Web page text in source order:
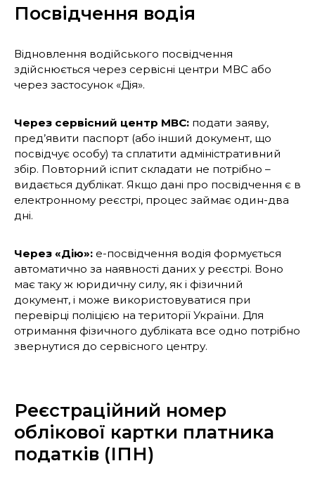
Посвідчення водія
Відновлення водійського посвідчення
здійснюється через сервісні центри МВС або
через застосунок «Дія».
Через сервісний центр МВС: подати заяву,
пред’явити паспорт (або інший документ, що
посвідчує особу) та сплатити адміністративний
збір. Повторний іспит складати не потрібно –
видається дублікат. Якщо дані про посвідчення є в
електронному реєстрі, процес займає один-два
дні.
Через «Дію»: е-посвідчення водія формується
автоматично за наявності даних у реєстрі. Воно
має таку ж юридичну силу, як і фізичний
документ, і може використовуватися при
перевірці поліцією на території України. Для
отримання фізичного дубліката все одно потрібно
звернутися до сервісного центру.
Реєстраційний номер
облікової картки платника
податків (ІПН)